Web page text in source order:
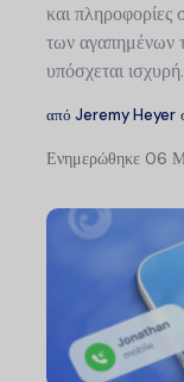
και πληροφορίες
των αγαπημένων
υπόσχεται
από Jeremy Heyer
Ενημερώθηκε 06